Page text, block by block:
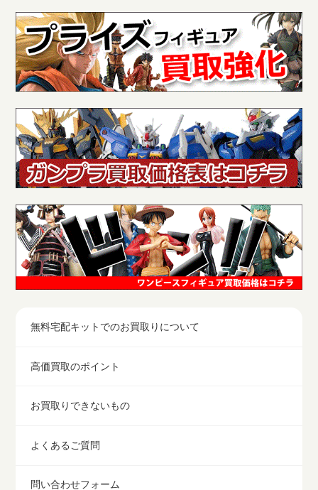
無料宅配キットでのお買取りについて
高価買取のポイント
お買取りできないもの
よくあるご質問
問い合わせフォーム